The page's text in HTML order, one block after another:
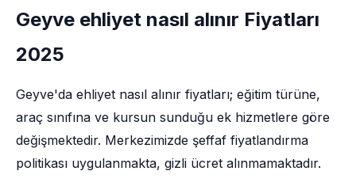
Geyve ehliyet nasıl alınır Fiyatları
2025
Geyve'da ehliyet nasıl alınır fiyatları; eğitim türüne,
araç sınıfına ve kursun sunduğu ek hizmetlere göre
değişmektedir. Merkezimizde şeffaf fiyatlandırma
politikası uygulanmakta, gizli ücret alınmamaktadır.